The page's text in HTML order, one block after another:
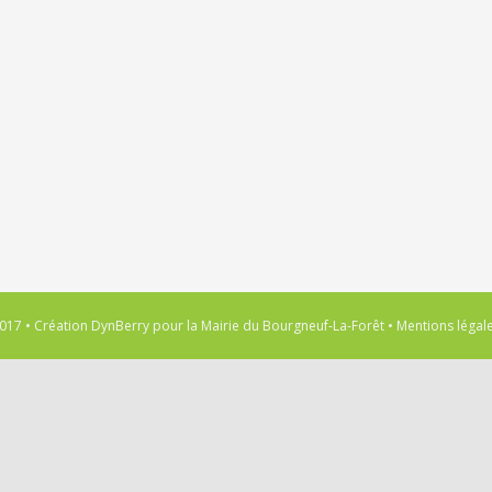
• Création DynBerry pour la Mairie du Bourgneuf-La-Forêt • Mentions